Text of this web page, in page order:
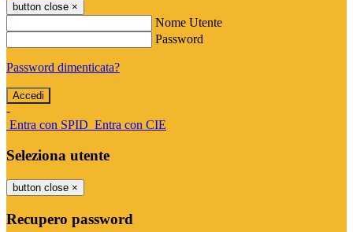
button close ×
Nome Utente
Password
Password dimenticata?
-
Entra con SPID Entra con CIE
Seleziona utente
button close ×
Recupero password